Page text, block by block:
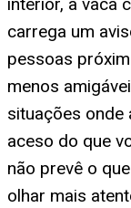
interior, a vaca
carrega um
pessoas
menos
situações onde
aceso do que
não prevê o
olhar mais